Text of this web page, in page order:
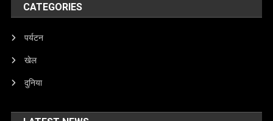
CATEGORIES
पर्यटन
खेल
दुनिया